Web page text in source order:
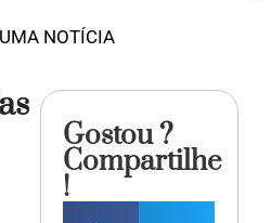
NOTÍCIA
Gostou ?
Compartilhe
!